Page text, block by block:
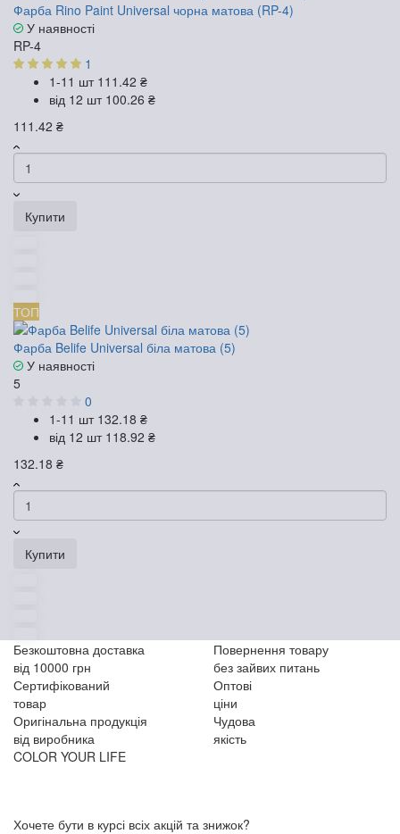
Фарба Rino Paint Universal чорна матова (RP-4)
У наявності
RP-4
1
1-11 шт 111.42 ₴
від 12 шт 100.26 ₴
111.42 ₴
Купити
ТОП
Фарба Belife Universal біла матова (5)
У наявності
5
0
1-11 шт 132.18 ₴
від 12 шт 118.92 ₴
132.18 ₴
Купити
Безкоштовна доставка
від 10000 грн
Повернення товару
без зайвих питань
Сертифікований
товар
Оптові
ціни
Оригінальна продукція
від виробника
Чудова
якість
COLOR YOUR LIFE
Хочете бути в курсі всіх акцій та знижок?